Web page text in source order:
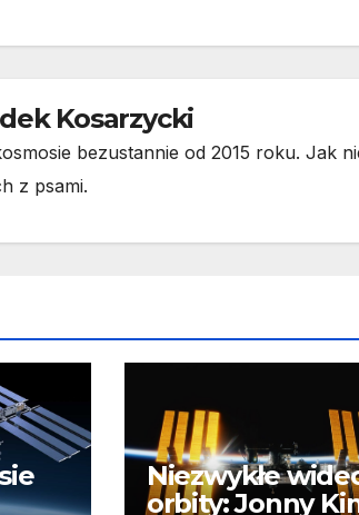
Kosarzycki
bezustannie od 2015 roku. Jak
z psami.
Niezwykłe
orbity: Jonny